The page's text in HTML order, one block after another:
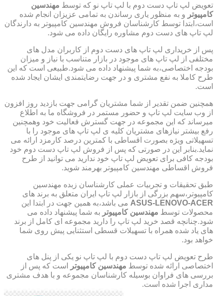
تعویض لپ تاپ دست دوم با لپ تاپ نو که توسط مهندسین
کامپیوتر و به منظور یاری رساندن به تمامی عزیزان انجام شده
است،ابتدا توسط کارشناسان فروش مهندسین کامپیوتر به دارندگان
لپ تاپ های دست دوم مشاوره رایگان داده می شود.
پس از خریداری لپ تاپ های دست دوم از کاربران مدل های
مختلفی از لپ تاپ های موجود در بازار متناسب با نیاز و میزان
بودجه اختصاصی،به شما پیشنهاد داده می شود.طبیعی است که این
طرح کاملا به نفع مشتری و در جهت رضایتمندی ایشان ایجاد شده
است.
همچنین ضمن تقدیر از شما مشتریان گرامی جهت بازدید روز افزون
از وب سایت لپ تاپ و حضور مستمر در فروشگاه ما به اطلاع
میرساند که این مجموعه در جهت گسترش فعالیت خود وهمچنین
رفع بیشتر نیازهای مشتریان کلیه ی لپ تاپ های موجود را با
تسهیلاتی ویژه بصورت اقساطی با کمترین درصد کارمزد ارائه می
نماید.بنابر این در صورتی که پس از فروش لپ تاپ دست دوم خود
بودجه کافی برای تعویض لپ تاپ خود ندارید می توانید از طرح
فروش اقساطی مهندسین کامپیوتر بهرمند شوید.
طبق تحقیقات و تجربیات عملی کارشناسان زبده مهندسین
کامپیوتر،سهم بزرگی از بازار لپ تاپ ایران متعلق به برند های
ASUS-LENOVO-ACER می باشد،به همین جهت در ابتدا این
محصولات توسط مهندسین کامپیوتر به شما پیشنهاد داده می
شود.چنانچه قصد خرید لپ تاپ را دارید مجموعه ای کامل از برند
های یاد شده همراه با تسهیلات قسطی استثنایی پیش روی شما
خواهد بود.
طرح تعویض لپ تاپ دست دوم با لپ تاپ نو یکی از پنل های
اختصاصی ارائه شده توسط مهندسین کامپیوتر
است که پس از
بررسی های فراوان بوسیله کارشناسان مجموعه و با هدف مشتری
مداری اجرا شده است.